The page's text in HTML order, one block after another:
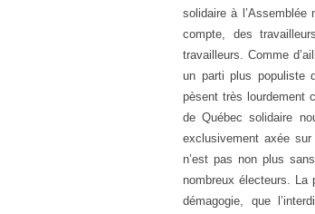
solidaire à
compte, des
travailleurs. Comme
un parti plus populiste
pèsent très lourdement
de Québec solidaire
exclusivement axée
n’est pas non plus
nombreux électeurs. La
démagogie, que